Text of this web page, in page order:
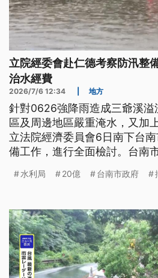
立院經委會赴仁德考察防汛整
治水經費
2026/7/6 12:34 地方
針對0626強降雨造成三爺溪溢
區及周邊地區嚴重淹水，又加
立法院經濟委員會6日南下台
備工作，進行全面檢討。台南
濬。
水利局 20億 台南市政府